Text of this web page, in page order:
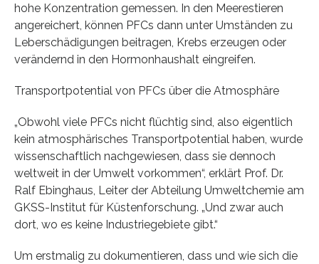
hohe Konzentration gemessen. In den Meerestieren
angereichert, können PFCs dann unter Umständen zu
Leberschädigungen beitragen, Krebs erzeugen oder
verändernd in den Hormonhaushalt eingreifen.
Transportpotential von PFCs über die Atmosphäre
„Obwohl viele PFCs nicht flüchtig sind, also eigentlich
kein atmosphärisches Transportpotential haben, wurde
wissenschaftlich nachgewiesen, dass sie dennoch
weltweit in der Umwelt vorkommen“, erklärt Prof. Dr.
Ralf Ebinghaus, Leiter der Abteilung Umweltchemie am
GKSS-Institut für Küstenforschung. „Und zwar auch
dort, wo es keine Industriegebiete gibt.“
Um erstmalig zu dokumentieren, dass und wie sich die